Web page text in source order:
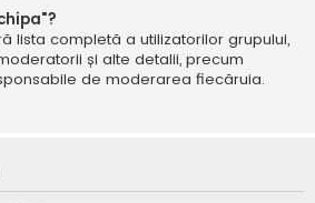
lista completă a utilizatorilor grupului,
și alte detalii, precum
de moderarea fiecăruia.